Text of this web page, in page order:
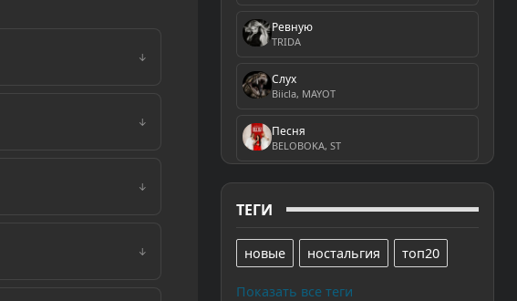
Ревную
TRIDA
Слух
Biicla, MAYOT
Песня
BELOBOKA, ST
ТЕГИ
новые ностальгия топ20
Показать все теги
↓
↓
↓
↓